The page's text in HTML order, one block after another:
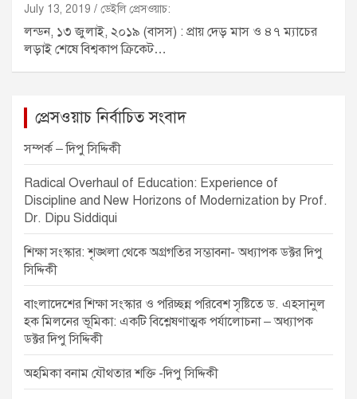
July 13, 2019 ডেইলি প্রেসওয়াচ:
লন্ডন, ১৩ জুলাই, ২০১৯ (বাসস) : প্রায় দেড় মাস ও ৪৭ ম্যাচের
লড়াই শেষে বিশ্বকাপ ক্রিকেট…
প্রেসওয়াচ নির্বাচিত সংবাদ
সম্পর্ক – দিপু সিদ্দিকী
Radical Overhaul of Education: Experience of
Discipline and New Horizons of Modernization by Prof.
Dr. Dipu Siddiqui
শিক্ষা সংস্কার: শৃঙ্খলা থেকে অগ্রগতির সম্ভাবনা- অধ্যাপক ডক্টর দিপু
সিদ্দিকী
বাংলাদেশের শিক্ষা সংস্কার ও পরিচ্ছন্ন পরিবেশ সৃষ্টিতে ড. এহসানুল
হক মিলনের ভূমিকা: একটি বিশ্লেষণাত্মক পর্যালোচনা – অধ্যাপক
ডক্টর দিপু সিদ্দিকী
অহমিকা বনাম যৌথতার শক্তি -দিপু সিদ্দিকী